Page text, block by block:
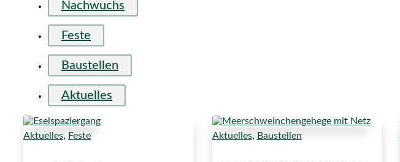
Nachwuchs
Feste
Baustellen
Aktuelles
Aktuelles, Feste Aktuelles, Baustellen